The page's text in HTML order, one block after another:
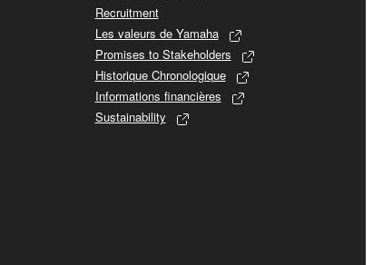
Recruitment
Les valeurs de Yamaha
Promises to Stakeholders
Historique Chronologique
Informations financières
Sustainability